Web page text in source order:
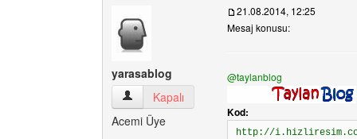
yarasablog
yarasablog Kullanıcının profilini görüntüle
Kapalı
Acemi Üye
21.08.2014, 12:25
Mesaj konusu:
@taylanblog
Kod:
http://